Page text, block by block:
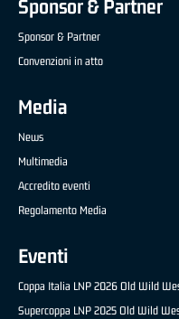
Sponsor & Partner
Sponsor & Partner
Convenzioni in atto
Media
News
Multimedia
Accredito eventi
Regolamento Media
Eventi
Coppa Italia LNP 2026 Old Wild
Supercoppa LNP 2025 Old Wild